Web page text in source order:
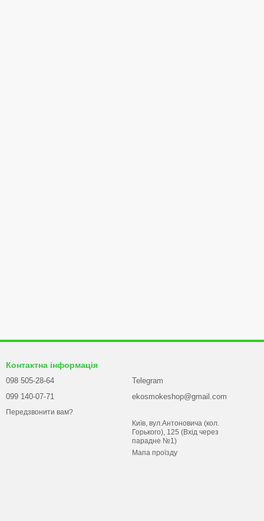
Контактна інформація
098 505-28-64
099 140-07-71
Передзвонити вам?
Telegram
ekosmokeshop@gmail.com
Київ, вул.Антоновича (кол.
Горького), 125 (Вхід через
парадне №1)
Мапа проїзду